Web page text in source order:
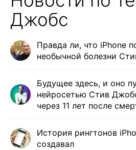
Джобс
Правда ли, что iPhone
необычной болезни
Будущее здесь, и оно
нейросетью Стив
через 11 лет после
История рингтонов
создавал